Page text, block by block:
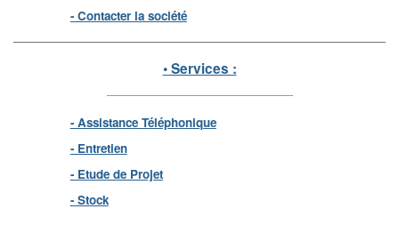
- Contacter la société
• Services :
- Assistance Téléphonique
- Entretien
- Etude de Projet
- Stock